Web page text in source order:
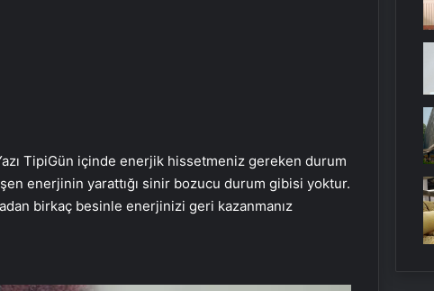
TipiGün içinde enerjik hissetmeniz gereken durum
enerjinin yarattığı sinir bozucu durum gibisi yoktur.
birkaç besinle enerjinizi geri kazanmanız